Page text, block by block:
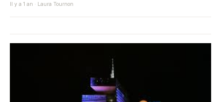
Il y a 1 an · Laura Tournon